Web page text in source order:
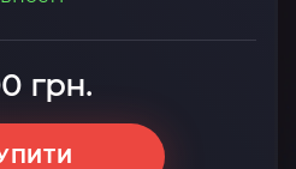
грн.